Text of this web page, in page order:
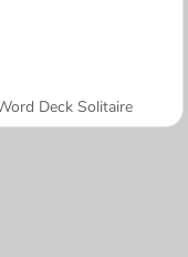
Deck Solitaire